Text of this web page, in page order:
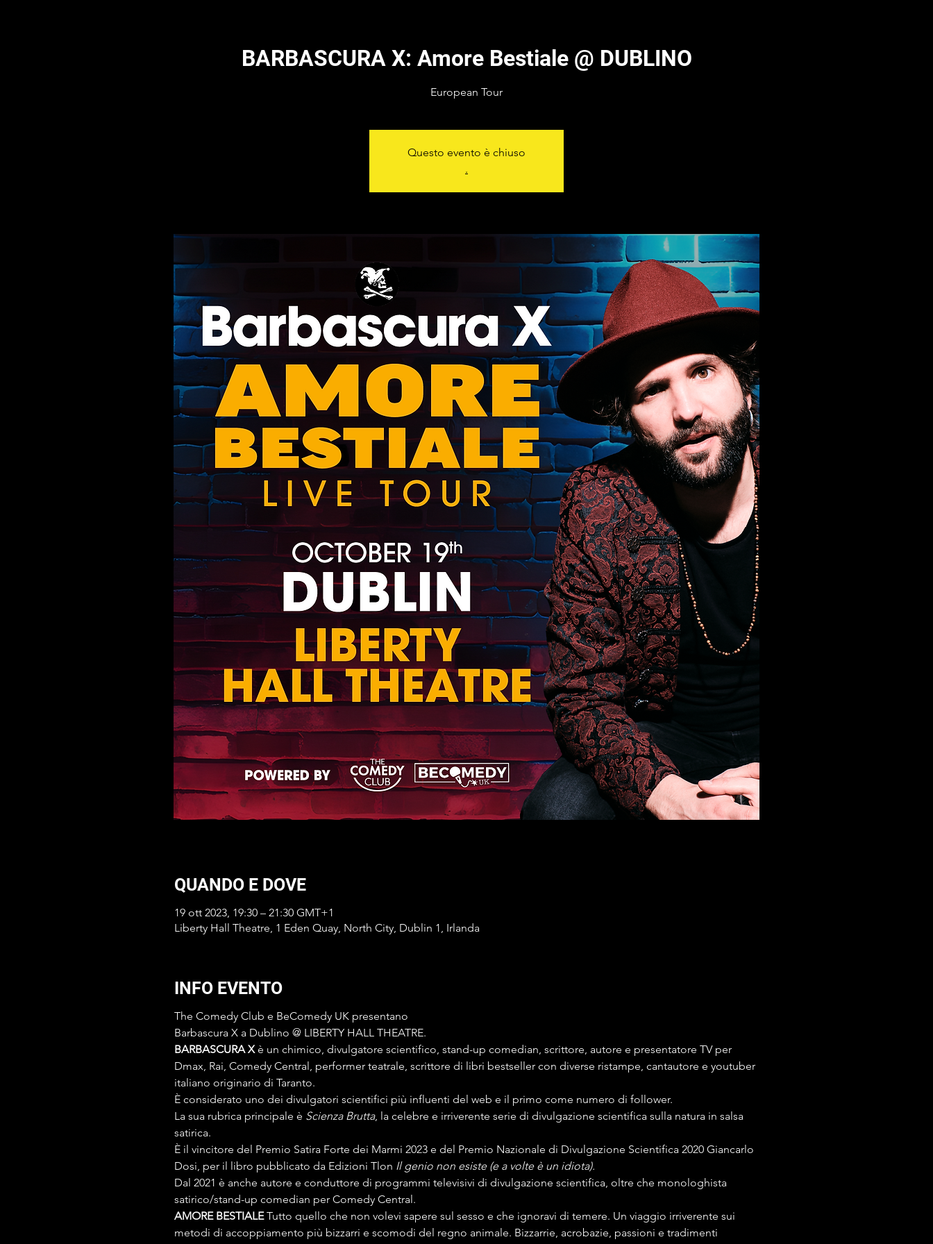
BARBASCURA X: Amore Bestiale @ DUBLINO
European Tour
Questo evento è chiuso
.
QUANDO E DOVE
19 ott 2023, 19:30 – 21:30 GMT+1
Liberty Hall Theatre, 1 Eden Quay, North City, Dublin 1, Irlanda
INFO EVENTO
The Comedy Club e BeComedy UK presentano
Barbascura X a Dublino @ LIBERTY HALL THEATRE.
BARBASCURA X è un chimico, divulgatore scientifico, stand-up comedian, scrittore, autore e presentatore TV per
Dmax, Rai, Comedy Central, performer teatrale, scrittore di libri bestseller con diverse ristampe, cantautore e youtuber
italiano originario di Taranto.
È considerato uno dei divulgatori scientifici più influenti del web e il primo come numero di follower.
La sua rubrica principale è Scienza Brutta, la celebre e irriverente serie di divulgazione scientifica sulla natura in salsa
satirica.
È il vincitore del Premio Satira Forte dei Marmi 2023 e del Premio Nazionale di Divulgazione Scientifica 2020 Giancarlo
Dosi, per il libro pubblicato da Edizioni Tlon Il genio non esiste (e a volte è un idiota).
Dal 2021 è anche autore e conduttore di programmi televisivi di divulgazione scientifica, oltre che monologhista
satirico/stand-up comedian per Comedy Central.
AMORE BESTIALE Tutto quello che non volevi sapere sul sesso e che ignoravi di temere. Un viaggio irriverente sui
metodi di accoppiamento più bizzarri e scomodi del regno animale. Bizzarrie, acrobazie, passioni e tradimenti